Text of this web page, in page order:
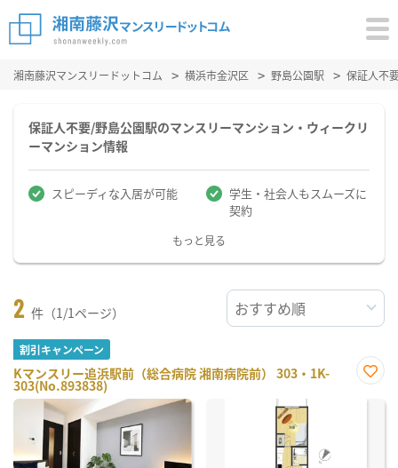
湘南藤沢マンスリードットコム 横浜市金沢区 野島公園駅 保証人不
保証人不要/野島公園駅のマンスリーマンション・ウィークリ
ーマンション情報
スピーディな入居が可能
学生・社会人もスムーズに
契約
もっと見る
2 件（1/1ページ）
割引キャンペーン
Kマンスリー追浜駅前（総合病院 湘南病院前） 303・1K-
303(No.893838)
に入